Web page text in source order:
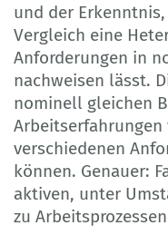
und der
Vergleich eine
Anforderungen in
nachweisen lässt.
nominell gleichen
verschiedenen
können. Genauer:
aktiven, unter
zu